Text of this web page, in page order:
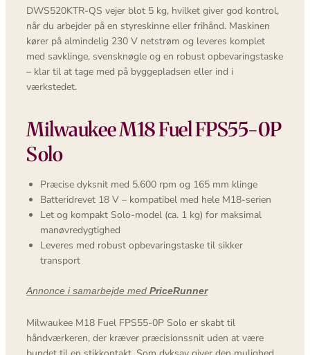
DWS520KTR-QS vejer blot 5 kg, hvilket giver god kontrol,
når du arbejder på en styreskinne eller frihånd. Maskinen
kører på almindelig 230 V netstrøm og leveres komplet
med savklinge, svensknøgle og en robust opbevaringstaske
– klar til at tage med på byggepladsen eller ind i
værkstedet.
Milwaukee M18 Fuel FPS55-0P
Solo
Præcise dyksnit med 5.600 rpm og 165 mm klinge
Batteridrevet 18 V – kompatibel med hele M18-serien
Let og kompakt Solo-model (ca. 1 kg) for maksimal
manøvredygtighed
Leveres med robust opbevaringstaske til sikker
transport
Annonce i samarbejde med PriceRunner
Milwaukee M18 Fuel FPS55-0P Solo er skabt til
håndværkeren, der kræver præcisionssnit uden at være